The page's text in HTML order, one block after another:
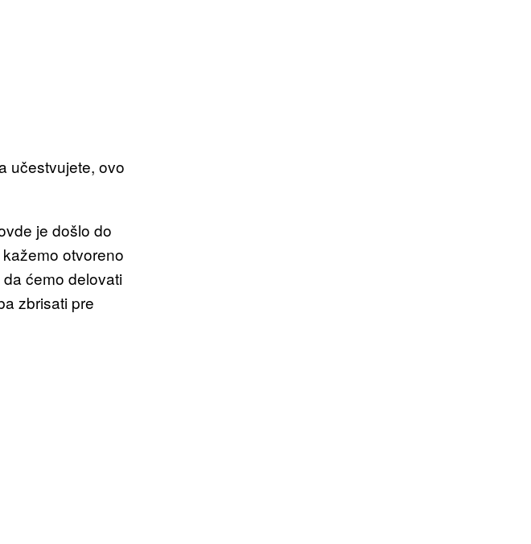
učestvujete, ovo
je došlo do
otvoreno
ćemo delovati
zbrisati pre